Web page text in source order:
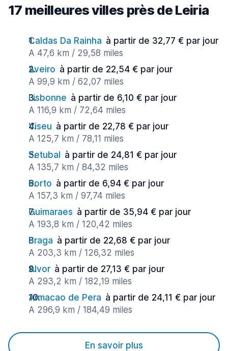
17 meilleures villes près de Leiria
Caldas Da Rainha à partir de 32,77 € par jour
A 47,6 km / 29,58 miles
Aveiro à partir de 22,54 € par jour
A 99,9 km / 62,07 miles
Lisbonne à partir de 6,10 € par jour
A 116,9 km / 72,64 miles
Viseu à partir de 22,78 € par jour
A 125,7 km / 78,11 miles
Setubal à partir de 24,81 € par jour
A 135,7 km / 84,32 miles
Porto à partir de 6,94 € par jour
A 157,3 km / 97,74 miles
Guimaraes à partir de 35,94 € par jour
A 193,8 km / 120,42 miles
Braga à partir de 22,68 € par jour
A 203,3 km / 126,32 miles
Alvor à partir de 27,13 € par jour
A 293,2 km / 182,19 miles
Armacao de Pera à partir de 24,11 € par jour
A 296,9 km / 184,49 miles
En savoir plus